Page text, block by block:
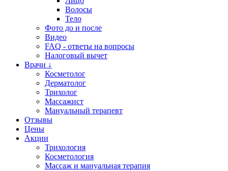
Волосы
Тело
Фото до и после
Видео
FAQ - ответы на вопросы
Налоговый вычет
Врачи ↓
Косметолог
Дерматолог
Трихолог
Массажист
Мануальный терапевт
Отзывы
Цены
Акции
Трихология
Косметология
Массаж и мануальная терапия